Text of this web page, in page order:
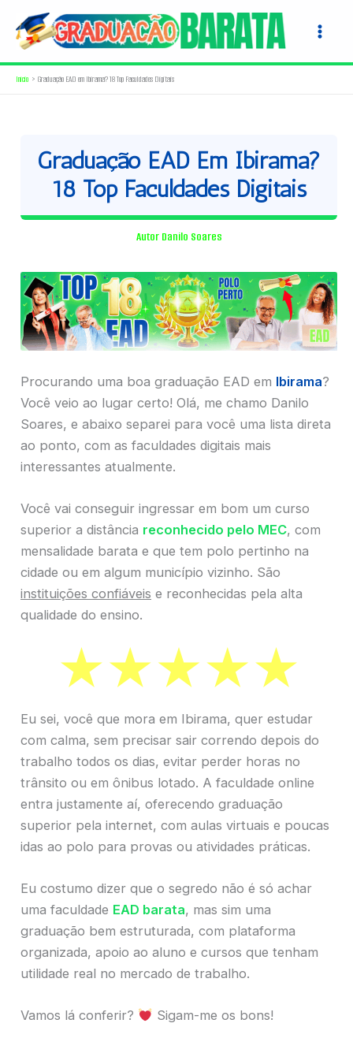
para
conteúdo
Início Graduação EAD em Ibirama? 18 Top Faculdades Digitais
Graduação EAD Em Ibirama?
18 Top Faculdades Digitais
Autor Danilo Soares
Procurando uma boa graduação EAD em Ibirama?
Você veio ao lugar certo! Olá, me chamo Danilo
Soares, e abaixo separei para você uma lista direta
ao ponto, com as faculdades digitais mais
interessantes atualmente.
Você vai conseguir ingressar em bom um curso
superior a distância reconhecido pelo MEC, com
mensalidade barata e que tem polo pertinho na
cidade ou em algum município vizinho. São
instituições confiáveis e reconhecidas pela alta
qualidade do ensino.
Eu sei, você que mora em Ibirama, quer estudar
com calma, sem precisar sair correndo depois do
trabalho todos os dias, evitar perder horas no
trânsito ou em ônibus lotado. A faculdade online
entra justamente aí, oferecendo graduação
superior pela internet, com aulas virtuais e poucas
idas ao polo para provas ou atividades práticas.
Eu costumo dizer que o segredo não é só achar
uma faculdade EAD barata, mas sim uma
graduação bem estruturada, com plataforma
organizada, apoio ao aluno e cursos que tenham
utilidade real no mercado de trabalho.
Vamos lá conferir? Sigam-me os bons!